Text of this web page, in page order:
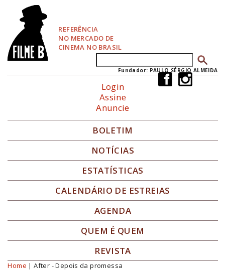
REFERÊNCIA
NO MERCADO DE
CINEMA NO BRASIL
Formulário de busca
Fundador: PAULO SÉRGIO ALMEIDA
Login
Assine
Anuncie
BOLETIM
NOTÍCIAS
ESTATÍSTICAS
CALENDÁRIO DE ESTREIAS
AGENDA
QUEM É QUEM
REVISTA
Você está aqui
Home | After - Depois da promessa